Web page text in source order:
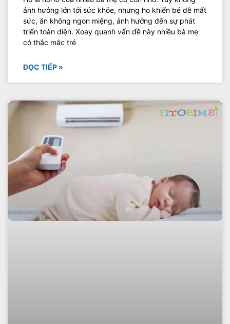
ảnh hưởng lớn tới sức khỏe, nhưng ho khiến bé dễ mất
sức, ăn không ngon miệng, ảnh hưởng đến sự phát
triển toàn diện. Xoay quanh vấn đề này nhiều bà mẹ
có thắc mắc trẻ
ĐỌC TIẾP »